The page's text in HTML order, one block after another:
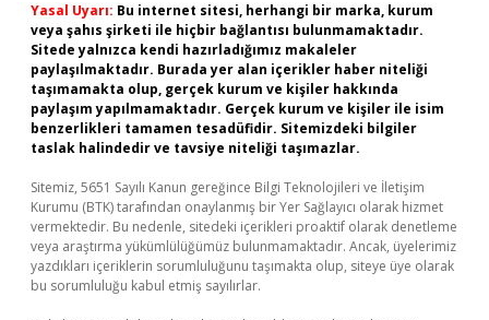
Yasal Uyarı: Bu internet sitesi, herhangi bir marka, kurum
veya şahıs şirketi ile hiçbir bağlantısı bulunmamaktadır.
Sitede yalnızca kendi hazırladığımız makaleler
paylaşılmaktadır. Burada yer alan içerikler haber niteliği
taşımamakta olup, gerçek kurum ve kişiler hakkında
paylaşım yapılmamaktadır. Gerçek kurum ve kişiler ile isim
benzerlikleri tamamen tesadüfidir. Sitemizdeki bilgiler
taslak halindedir ve tavsiye niteliği taşımazlar.
Sitemiz, 5651 Sayılı Kanun gereğince Bilgi Teknolojileri ve İletişim
Kurumu (BTK) tarafından onaylanmış bir Yer Sağlayıcı olarak hizmet
vermektedir. Bu nedenle, sitedeki içerikleri proaktif olarak denetleme
veya araştırma yükümlülüğümüz bulunmamaktadır. Ancak, üyelerimiz
yazdıkları içeriklerin sorumluluğunu taşımakta olup, siteye üye olarak
bu sorumluluğu kabul etmiş sayılırlar.